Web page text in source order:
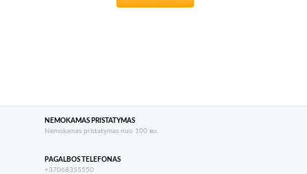
NEMOKAMAS PRISTATYMAS
Nemokamas pristatymas nuo 100 eu.
PAGALBOS TELEFONAS
+37068355550